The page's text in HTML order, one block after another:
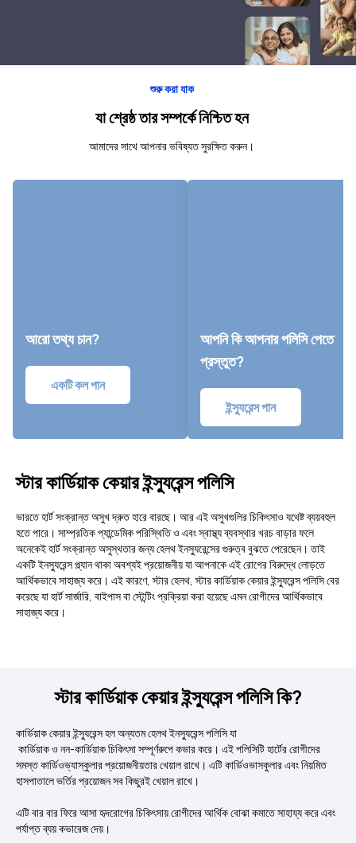
শুরু করা যাক
যা শ্রেষ্ঠ তার সম্পর্কে নিশ্চিত হন
আমাদের সাথে আপনার ভবিষ্যত সুরক্ষিত করুন।
আরো তথ্য চান?
একটি কল পান
আপনি কি আপনার পলিসি পেতে
প্রস্তুত?
ইন্স্যুরেন্স পান
স্টার কার্ডিয়াক কেয়ার ইন্স্যুরেন্স পলিসি
ভারতে হার্ট সংক্রান্ত অসুখ দ্রুত হারে বারছে। আর এই অসুখগুলির চিকিৎসাও যথেষ্ট ব্যয়বহুল
হতে পারে। সাম্প্রতিক প্যান্ডেমিক পরিস্থিতি ও এবং স্বাস্থ্য ব্যবস্থার খরচ বাড়ার ফলে
অনেকেই হার্ট সংক্রান্ত অসুস্থতার জন্য হেলথ ইনস্যুরেন্সের গুরুত্ব বুঝতে পেরেছেন। তাই
একটি ইনস্যুরেন্স প্ল্যান থাকা অবশ্যই প্রয়োজনীয় যা আপনাকে এই রোগের বিরুদ্ধে লোড়তে
আর্থিকভাবে সাহাজ্য করে। এই কারণে, স্টার হেলথ, স্টার কার্ডিয়াক কেয়ার ইন্স্যুরেন্স পলিসি বের
করেছে যা হার্ট সার্জারি, বাইপাস বা স্টেন্টিং প্রক্রিয়া করা হয়েছে এমন রোগীদের আর্থিকভাবে
সাহাজ্য করে।
স্টার কার্ডিয়াক কেয়ার ইন্স্যুরেন্স পলিসি কি?
কার্ডিয়াক কেয়ার ইন্স্যুরেন্স হল অন্যতম হেলথ ইনস্যুরেন্স পলিসি যা
কার্ডিয়াক ও নন-কার্ডিয়াক চিকিৎসা সম্পূর্ণরুপে কভার করে। এই পলিসিটি হার্টের রোগীদের
সমস্ত কার্ডিওভ্যাস্কুলার প্রয়োজনীয়তার খেয়াল রাখে। এটি কার্ডিওভাসকুলার এবং নিয়মিত
হাসপাতালে ভর্তির প্রয়োজন সব কিছুরই খেয়াল রাখে।
এটি বার বার ফিরে আসা হৃদরোগের চিকিৎসায় রোগীদের আর্থিক বোঝা কমাতে সাহায্য করে এবং
পর্যাপ্ত ব্যয় কভারেজ দেয়।